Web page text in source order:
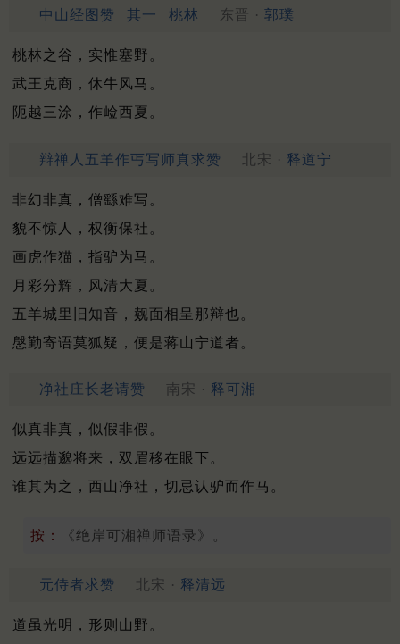
中山经图赞 其一 桃林 东晋 · 郭璞
桃林之谷，实惟塞野。
武王克商，休牛风马。
阨越三涂，作崄西夏。
辩禅人五羊作丐写师真求赞 北宋 · 释道宁
非幻非真，僧繇难写。
貌不惊人，权衡保社。
画虎作猫，指驴为马。
月彩分辉，风清大夏。
五羊城里旧知音，觌面相呈那辩也。
慇勤寄语莫狐疑，便是蒋山宁道者。
净社庄长老请赞 南宋 · 释可湘
似真非真，似假非假。
远远描邈将来，双眉移在眼下。
谁其为之，西山净社，切忌认驴而作马。
按： 《绝岸可湘禅师语录》。
元侍者求赞 北宋 · 释清远
道虽光明，形则山野。